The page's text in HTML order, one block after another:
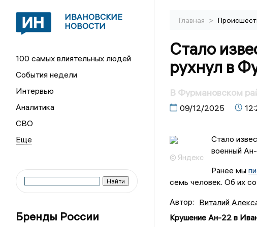
ИВАНОВСКИЕ
НОВОСТИ
100 самых влиятельных людей
События недели
Интервью
Аналитика
СВО
Бренды России
Главная >
Стало
рухнул в
В Фурмановском
09/12/2025
© Яндекс
Стало
военный
Ранее мы
семь человек. Об их
Автор: Виталий
Крушение Ан-22 в